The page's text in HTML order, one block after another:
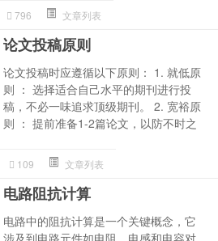
796 文章列表
论文投稿原则
论文投稿时应遵循以下原则： 1. 就低原
则 ： 选择适合自己水平的期刊进行投
稿，不必一味追求顶级期刊。 2. 宽裕原
则 ： 提前准备1-2篇论文，以防不时之
109 文章列表
电路阻抗计算
电路中的阻抗计算是一个关键概念，它
涉及到电路元件如电阻、电感和电容对